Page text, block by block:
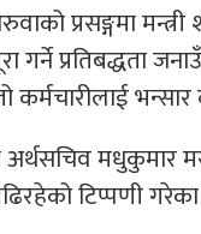
प्रसङ्गमा
गर्ने प्रतिबद्धता
कर्मचारीलाई
अर्थसचिव मधुकुमार
टिप्पणी